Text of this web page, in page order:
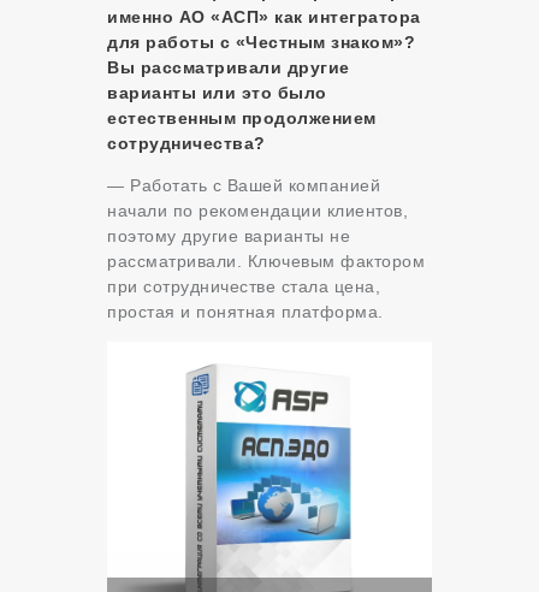
именно АО «АСП» как интегратора
для работы с «Честным знаком»?
Вы рассматривали другие
варианты или это было
естественным продолжением
сотрудничества?
— Работать с Вашей компанией
начали по рекомендации клиентов,
поэтому другие варианты не
рассматривали. Ключевым фактором
при сотрудничестве стала цена,
простая и понятная платформа.